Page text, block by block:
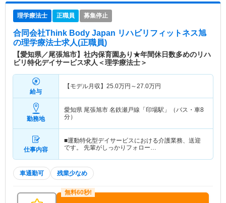
理学療法士 正職員 募集停止
合同会社Think Body Japan リハビリフィットネス旭
の理学療法士求人(正職員)
【愛知県／尾張旭市】社内保育園あり★年間休日数多めのリハ
ビリ特化デイサービス求人＜理学療法士＞
給与
【モデル月収】 25.0万円～27.0万円
勤務地
愛知県 尾張旭市 名鉄瀬戸線「印場駅」（バス・車8
分）
仕事内容
■運動特化型デイサービスにおける介護業務、送迎
です。 先輩がしっかりフォロー…
車通勤可 残業少なめ